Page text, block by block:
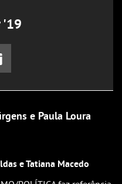
'19
e Paula Loura
e Tatiana Macedo